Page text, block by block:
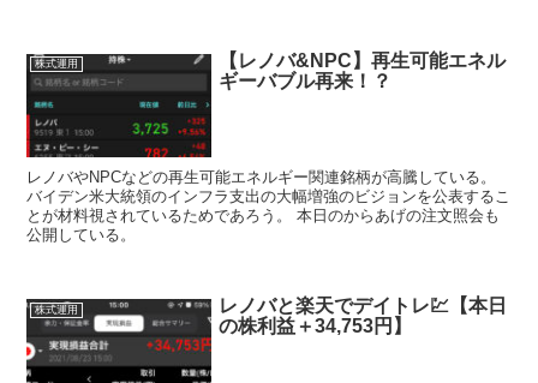
株式運用
【レノバ&NPC】再生可能エネル
ギーバブル再来！？
レノバやNPCなどの再生可能エネルギー関連銘柄が高騰している。
バイデン米大統領のインフラ支出の大幅増強のビジョンを公表するこ
とが材料視されているためであろう。 本日のからあげの注文照会も
公開している。
株式運用
レノバと楽天でデイトレ💹【本日
の株利益＋34,753円】